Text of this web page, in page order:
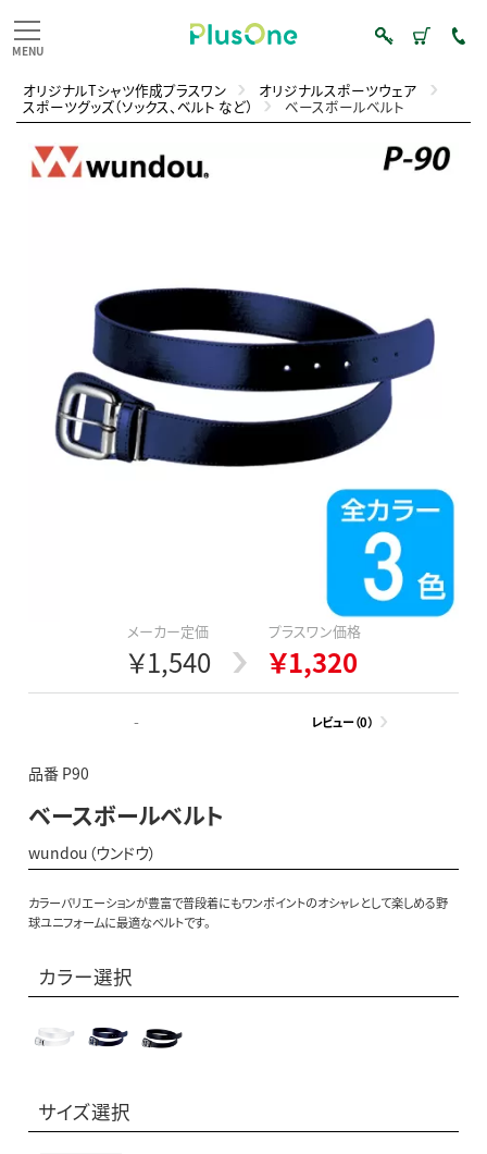
オリジナルTシャツ作成プラスワン オリジナルスポーツウェア
スポーツグッズ（ソックス、ベルト など） ベースボールベルト
メーカー定価
￥1,540
プラスワン価格
￥1,320
- レビュー（0）
品番 P90
ベースボールベルト
wundou（ウンドウ）
カラーバリエーションが豊富で普段着にもワンポイントのオシャレとして楽しめる野
球ユニフォームに最適なベルトです。
カラー選択
サイズ選択